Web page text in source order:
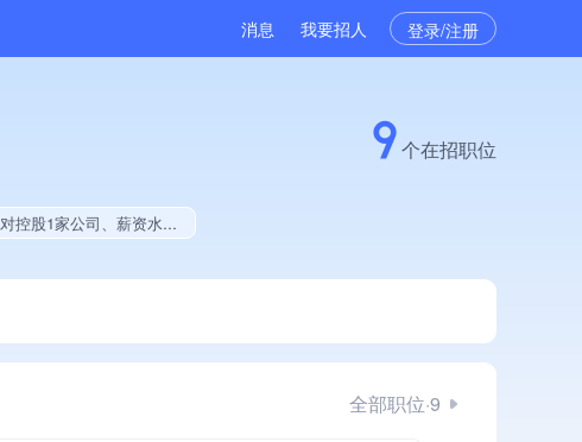
消息 我要招人 登录/注册
业领先、经营年限全国同行前15%、集团成员、创新型中小企业、大学生就业贡献
9个在招职位
全部职位·9